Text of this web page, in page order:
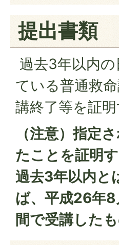
提出書類
過去3年以内
ている普通救
講終了等を証
（注意）指定
たことを証明
過去3年以内と
ば、平成26年
間で受講した